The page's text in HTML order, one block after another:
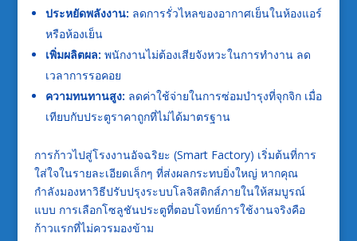
ประหยัดพลังงาน: ลดการรั่วไหลของอากาศเย็นในห้องแอร์
หรือห้องเย็น
เพิ่มผลิตผล: พนักงานไม่ต้องเสียจังหวะในการทำงาน ลด
เวลาการรอคอย
ความทนทานสูง: ลดค่าใช้จ่ายในการซ่อมบำรุงที่จุกจิก เมื่อ
เทียบกับประตูราคาถูกที่ไม่ได้มาตรฐาน
การก้าวไปสู่โรงงานอัจฉริยะ (Smart Factory) เริ่มต้นที่การ
ใส่ใจในรายละเอียดเล็กๆ ที่ส่งผลกระทบยิ่งใหญ่ หากคุณ
กำลังมองหาวิธีปรับปรุงระบบโลจิสติกส์ภายในให้สมบูรณ์
แบบ การเลือกโซลูชันประตูที่ตอบโจทย์การใช้งานจริงคือ
ก้าวแรกที่ไม่ควรมองข้าม